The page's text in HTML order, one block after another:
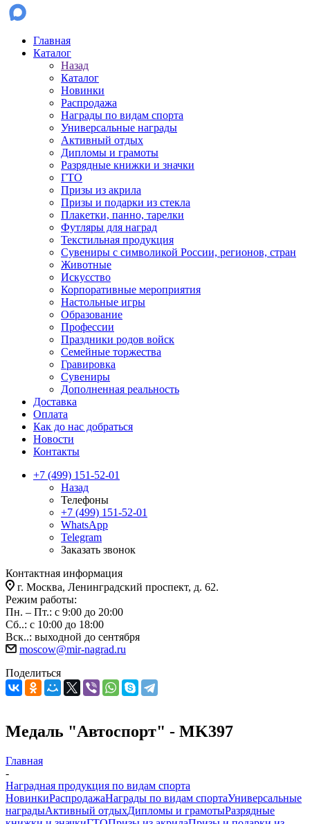
Главная
Каталог
Назад
Каталог
Новинки
Распродажа
Награды по видам спорта
Универсальные награды
Активный отдых
Дипломы и грамоты
Разрядные книжки и значки
ГТО
Призы из акрила
Призы и подарки из стекла
Плакетки, панно, тарелки
Футляры для наград
Текстильная продукция
Сувениры с символикой России, регионов, стран
Животные
Искусство
Корпоративные мероприятия
Настольные игры
Образование
Профессии
Праздники родов войск
Семейные торжества
Гравировка
Сувениры
Дополненная реальность
Доставка
Оплата
Как до нас добраться
Новости
Контакты
+7 (499) 151-52-01
Назад
Телефоны
+7 (499) 151-52-01
WhatsApp
Telegram
Заказать звонок
Контактная информация
г. Москва, Ленинградский проспект, д. 62.
Режим работы:
Пн. – Пт.: с 9:00 до 20:00
Сб..: с 10:00 до 18:00
Вск..: выходной до сентября
moscow@mir-nagrad.ru
Поделиться
Медаль "Автоспорт" - MK397
Главная
-
Наградная продукция по видам спорта
НовинкиРаспродажаНаграды по видам спортаУниверсальные
наградыАктивный отдыхДипломы и грамотыРазрядные